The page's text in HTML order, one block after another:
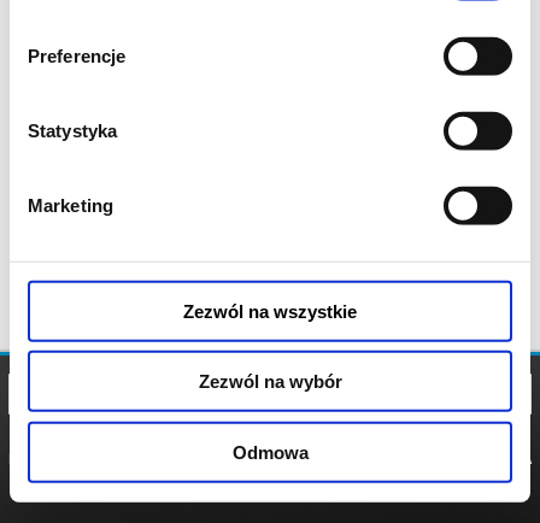
Preferencje
Statystyka
Marketing
Zezwól na wszystkie
Zezwól na wybór
Odmowa
POLITYKA
POLITYKA